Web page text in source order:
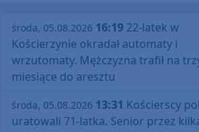
środa, 05.08.2026 16:19 22-latek w
Kościerzynie okradał automaty i
wrzutomaty. Mężczyzna trafił na
miesiące do aresztu
środa, 05.08.2026 13:31 Kościerscy
uratowali 71-latka. Senior przez